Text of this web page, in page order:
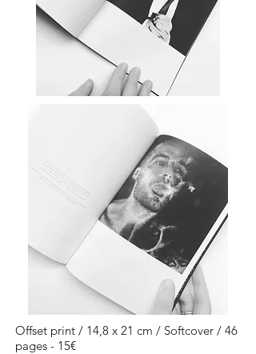
Offset print / 14,8 x 21 cm / Softcover / 46
pages - 15€